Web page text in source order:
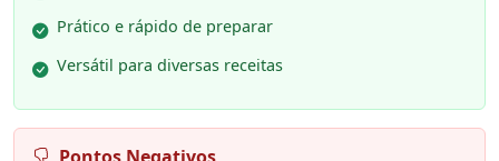
Prático e rápido de preparar
Versátil para diversas receitas